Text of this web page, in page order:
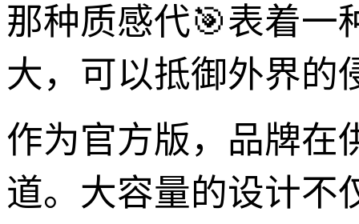
那种质感代🎯表着一
大，可以抵御外界的
作为官方版，品牌在
道。大容量的设计不